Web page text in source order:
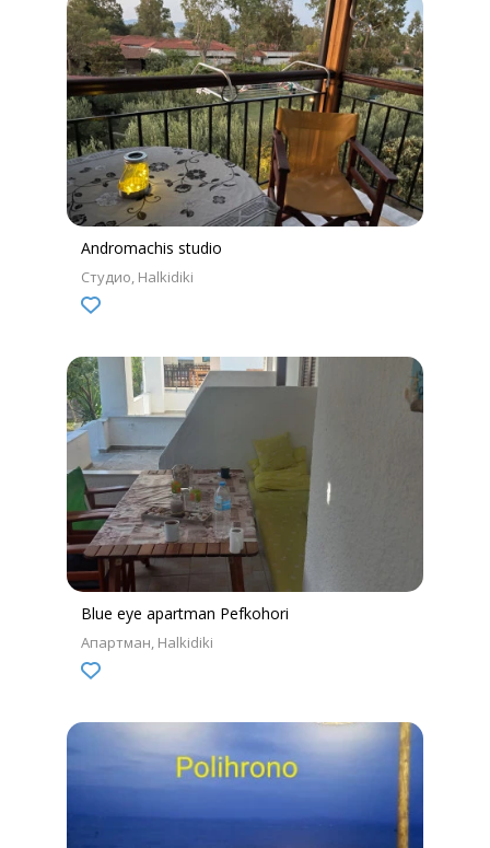
Andromachis studio
Студио Halkidiki
Blue eye apartman Pefkohori
Апартман Halkidiki